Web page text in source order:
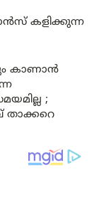
കളിക്കുന്ന
കാണാൻ
;
താക്കറെ